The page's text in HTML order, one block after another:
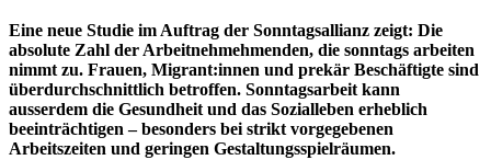
Eine neue Studie im Auftrag der Sonntagsallianz zeigt: Die
absolute Zahl der Arbeitnehmehmenden, die sonntags arbeiten
nimmt zu. Frauen, Migrant:innen und prekär Beschäftigte sind
überdurchschnittlich betroffen. Sonntagsarbeit kann
ausserdem die Gesundheit und das Sozialleben erheblich
beeinträchtigen – besonders bei strikt vorgegebenen
Arbeitszeiten und geringen Gestaltungsspielräumen.